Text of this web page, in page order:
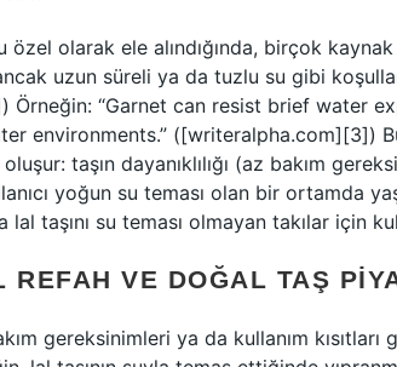
olarak ele alındığında, birçok kaynak
uzun süreli ya da tuzlu su gibi
Örneğin: “Garnet can resist brief water
environments.” ([writeralpha.com][3])
taşın dayanıklılığı (az bakım
yoğun su teması olan bir ortamda
taşını su teması olmayan takılar için
REFAH VE DOĞAL TAŞ
gereksinimleri ya da kullanım